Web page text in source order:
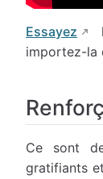
Essayez
importez-la
Ce sont
gratifiants